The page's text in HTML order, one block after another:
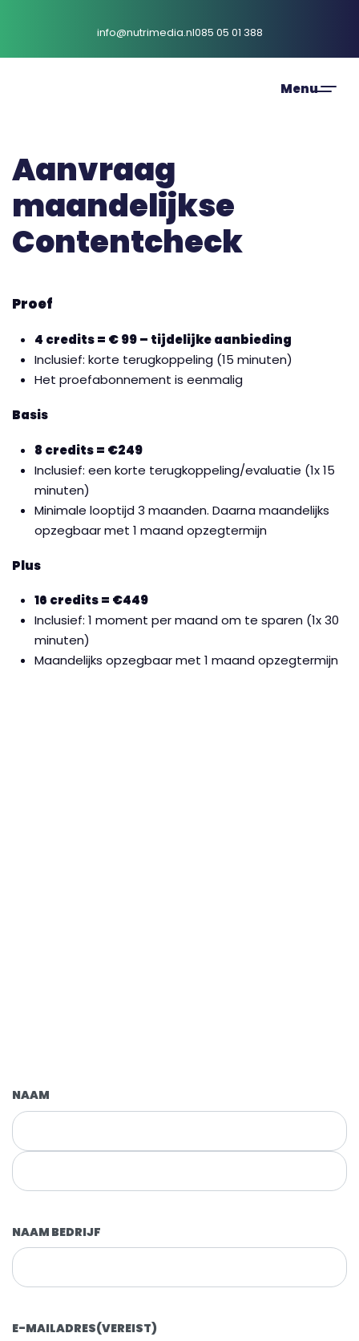
info@nutrimedia.nl085 05 01 388
Aanvraag
maandelijkse
Contentcheck
Proef
4 credits = € 99 – tijdelijke aanbieding
Inclusief: korte terugkoppeling (15 minuten)
Het proefabonnement is eenmalig
Basis
8 credits = €249
Inclusief: een korte terugkoppeling/evaluatie (1x 15
minuten)
Minimale looptijd 3 maanden. Daarna maandelijks
opzegbaar met 1 maand opzegtermijn
Plus
16 credits = €449
Inclusief: 1 moment per maand om te sparen (1x 30
minuten)
Maandelijks opzegbaar met 1 maand opzegtermijn
NAAM
NAAM BEDRIJF
E-MAILADRES(VEREIST)